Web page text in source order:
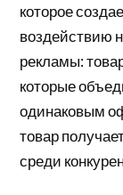
которое
воздействию
рекламы:
которые
одинаковым
товар
среди